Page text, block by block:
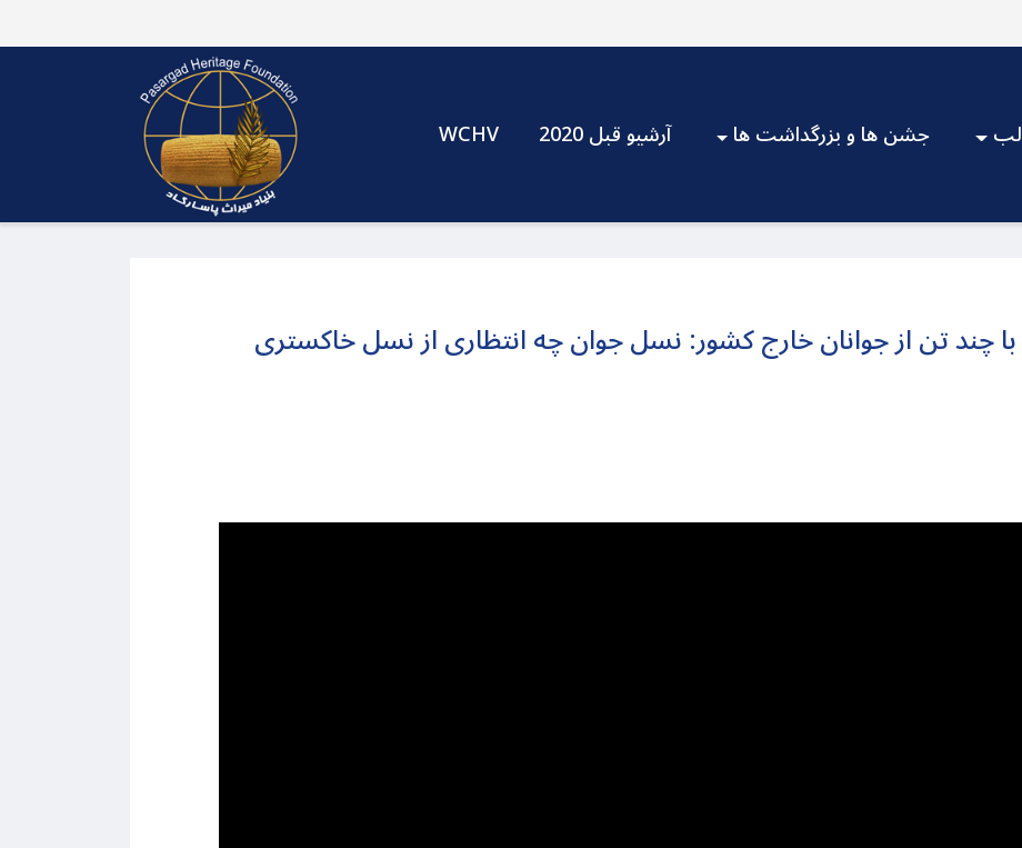
WCHV آرشیو قبل 2020 جشن ها و بزرگداشت ها
با چند تن از جوانان خارج کشور: نسل جوان چه انتظاری از نسل خاکستری